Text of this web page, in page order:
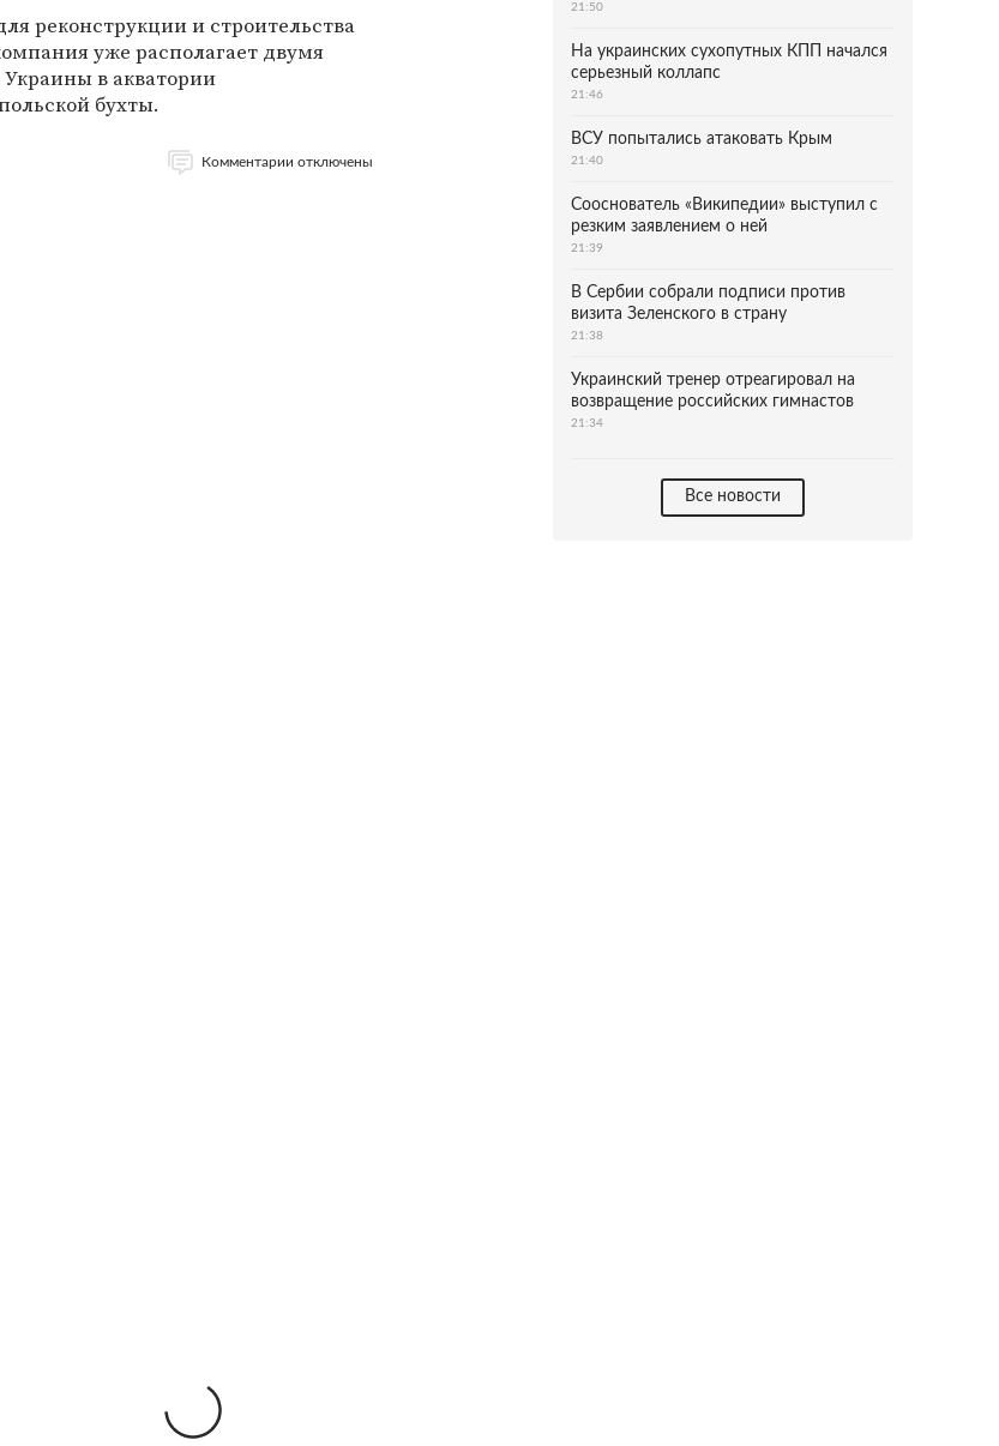
реконструкции и строительства
уже располагает двумя
в акватории
бухты.
Комментарии отключены
21:50
На украинских сухопутных КПП начался
серьезный коллапс
21:46
ВСУ попытались атаковать Крым
21:40
Сооснователь «Википедии» выступил с
резким заявлением о ней
21:39
В Сербии собрали подписи против
визита Зеленского в страну
21:38
Украинский тренер отреагировал на
возвращение российских гимнастов
21:34
Все новости